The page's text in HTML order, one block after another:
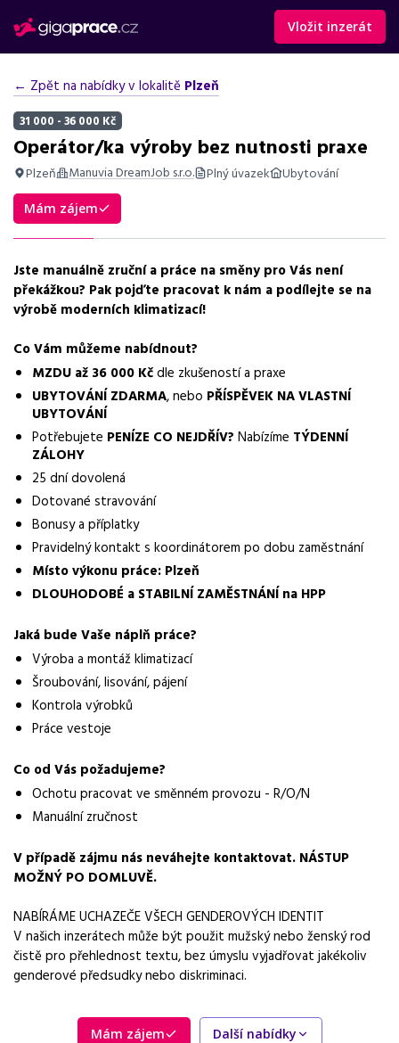
Vložit inzerát
← Zpět na nabídky v lokalitě Plzeň
31 000 - 36 000 Kč
Operátor/ka výroby bez nutnosti praxe
Plzeň Manuvia DreamJob s.r.o. Plný úvazek Ubytování
Shrnutí nabídky
Nabídka práce operátor výroby klimatizací v Plzni, mzda až 36
Základní informace
Operátor výroby
Normalizovaná profese
operátor
Obor / skupina
výroba
Lokalita nabídky
Plzeň
Zaměstnavatel / agentura
Manuvia DreamJob s.r.o.
Plný úvazek
Mzda
31 000 - 36 000 Kč
Směny
Forma práce
práce na pracovišti
není vyžadováno
Bonusy a příplatky
Vybrané benefity
ubytování zdarma, příspěvek na vlastní ubytování, dovolená 25
Mám zájem
Jste manuálně zruční a práce na směny pro Vás není
překážkou? Pak pojďte pracovat k nám a podílejte se na
výrobě moderních klimatizací!
Co Vám můžeme nabídnout?
MZDU až 36 000 Kčdle zkušeností a praxe
UBYTOVÁNÍ ZDARMA, nebo PŘÍSPĚVEK NA VLASTNÍ
UBYTOVÁNÍ
Potřebujete PENÍZE CO NEJDŘÍV? Nabízíme TÝDENNÍ
ZÁLOHY
25 dní dovolená
Dotované stravování
Bonusy a příplatky
Pravidelný kontakt s koordinátorem po dobu zaměstnání
Místo výkonu práce: Plzeň
DLOUHODOBÉ a STABILNÍ ZAMĚSTNÁNÍ na HPP
Jaká bude Vaše náplň práce?
Výroba a montáž klimatizací
Šroubování, lisování, pájení
Kontrola výrobků
Práce vestoje
Co od Vás požadujeme?
Ochotu pracovat ve směnném provozu - R/O/N
Manuální zručnost
V případě zájmu nás neváhejte kontaktovat. NÁSTUP
MOŽNÝ PO DOMLUVĚ.
NABÍRÁME UCHAZEČE VŠECH GENDEROVÝCH IDENTIT
V našich inzerátech může být použit mužský nebo ženský rod
čistě pro přehlednost textu, bez úmyslu vyjadřovat jakékoliv
genderové předsudky nebo diskriminaci.
Mám zájem Další nabídky